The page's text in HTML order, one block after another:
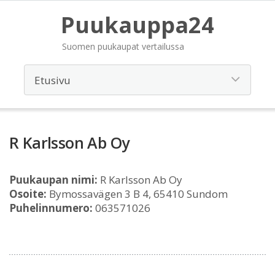
Puukauppa24
Suomen puukaupat vertailussa
R Karlsson Ab Oy
Puukaupan nimi: R Karlsson Ab Oy
Osoite: Bymossavägen 3 B 4, 65410 Sundom
Puhelinnumero: 063571026